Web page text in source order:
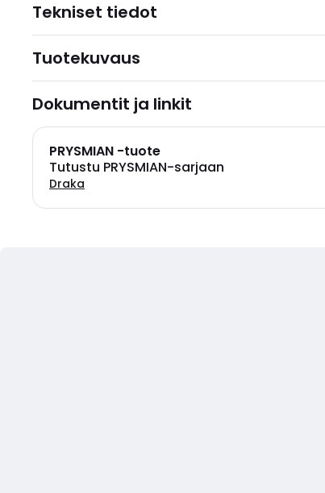
Tekniset tiedot
Tuotekuvaus
Dokumentit ja linkit
PRYSMIAN -tuote
Tutustu PRYSMIAN-sarjaan
Draka